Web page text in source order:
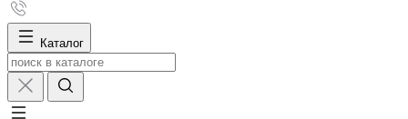
Каталог